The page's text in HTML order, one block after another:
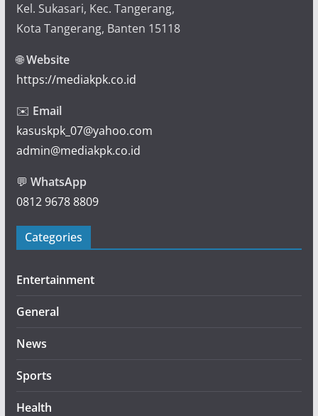
Kel. Sukasari, Kec. Tangerang,
Kota Tangerang, Banten 15118
🌐Website
https://mediakpk.co.id
✉️ Email
kasuskpk_07@yahoo.com
admin@mediakpk.co.id
💬 WhatsApp
0812 9678 8809
Categories
Entertainment
General
News
Sports
Health